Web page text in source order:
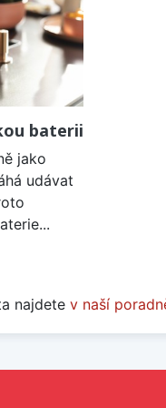
baterii
jako
udávat
najdete v naší